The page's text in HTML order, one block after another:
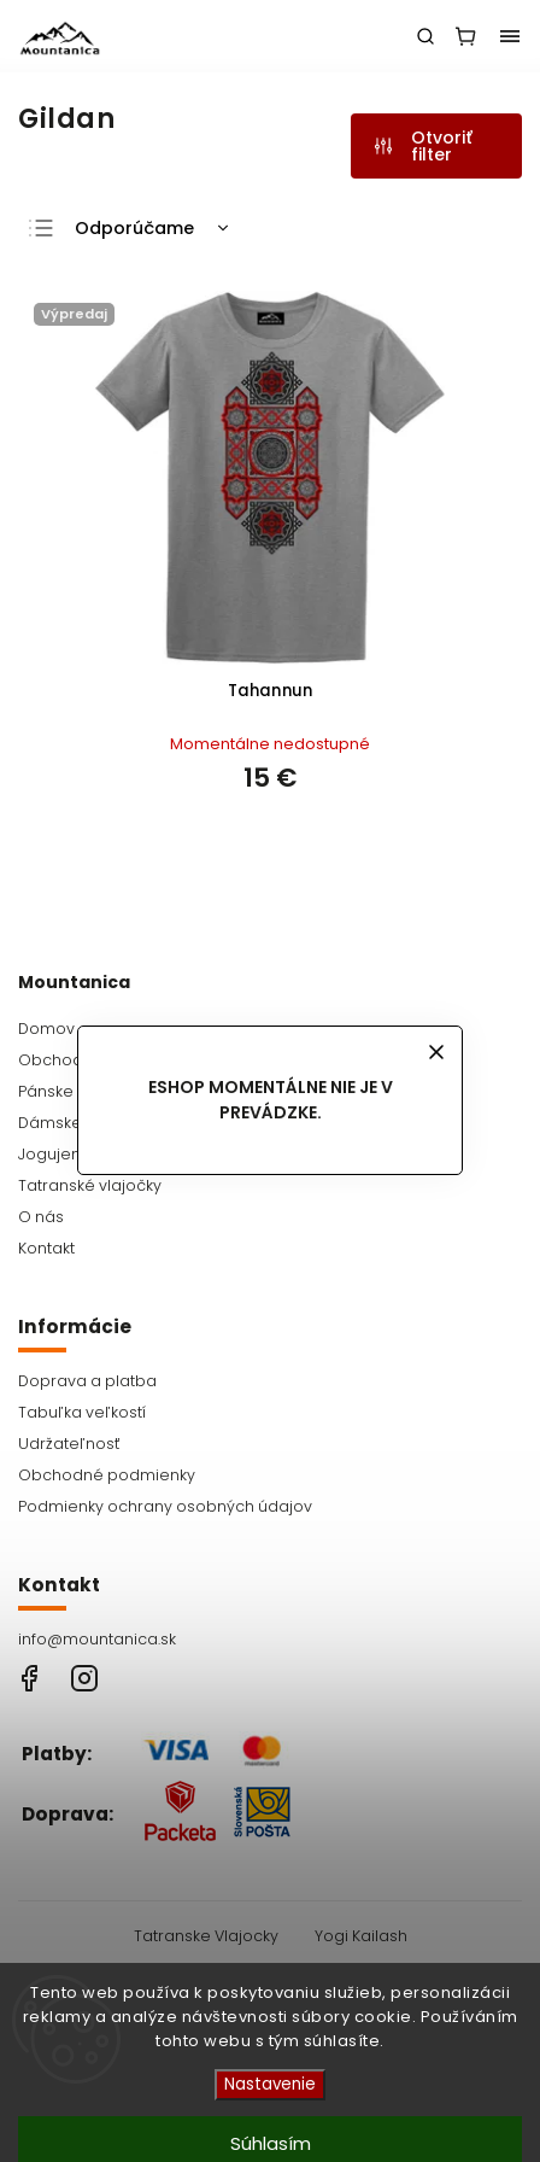
Tento web používa k poskytovaniu služieb, personalizácii
reklamy a analýze návštevnosti súbory cookie. Používáním
tohto webu s tým súhlasíte.
Nastavenie
Súhlasím
ESHOP MOMENTÁLNE NIE JE V
PREVÁDZKE.
Gildan Otvoriť
filter
Odporúčame
Najdrahšie
Abecedne
Výpredaj
Tahannun
Momentálne nedostupné
15 €
Mountanica
Domov
Obchod
Pánske tričká
Dámske tričká
Jogujeme po Anglicky
Tatranské vlajočky
O nás
Kontakt
Informácie
Doprava a platba
Tabuľka veľkostí
Udržateľnosť
Obchodné podmienky
Podmienky ochrany osobných údajov
Kontakt
info@mountanica.sk
Facebook
Platby:
Doprava:
Tatranske Vlajocky Yogi Kailash
Facebook Instagram
Copyright 2026Mountanica. Všetky práva vyhradené.
Shoptet| Design